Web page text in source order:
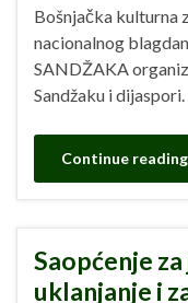
Bošnjačka kulturna
nacionalnog
SANDŽAKA
Sandžaku i dijaspori.
Continue reading
Saopćenje
uklanjanje i